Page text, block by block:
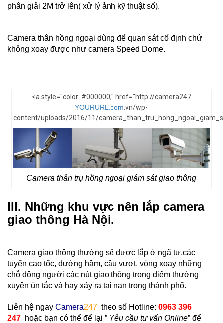
phân giải 2M trở lên( xử lý ảnh kỹ thuật số).
Camera thân hồng ngoại dùng để quan sát cố định chứ
không xoay được như camera Speed Dome.
<a style="color: #000000;" href="http://camera247
YOURURL.com .vn/wp-
content/uploads/2016/11/
Camera thân trụ hồng ngoại giám sát giao thông
III. Những khu vực nên lắp camera
giao thông Hà Nội.
Camera giao thông thường sẽ được lắp ở ngã tư,các
tuyến cao tốc, đường hầm, cầu vượt, vòng xoay những
chỗ đông người các nút giao thông trọng điểm thường
xuyên ùn tắc và hay xảy ra tai nạn trong thành phố.
Liên hệ ngay Camera247 theo số Hotline: 0963 396
247 hoặc bạn có thể để lại ” Yêu cầu tư vấn Online” để